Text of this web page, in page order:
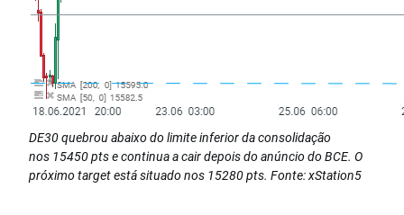
DE30 quebrou abaixo do limite inferior da consolidação
nos 15450 pts e continua a cair depois do anúncio do BCE. O
próximo target está situado nos 15280 pts. Fonte: xStation5